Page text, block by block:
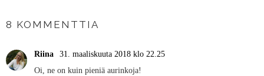
8 KOMMENTTIA
Riina
31. maaliskuuta 2018 klo 22.25
Oi, ne on kuin pieniä aurinkoja!